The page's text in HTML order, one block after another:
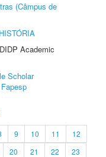
(Câmpus de
Academic
Scholar
Fapesp
9 10 11
12
20 21 22
23